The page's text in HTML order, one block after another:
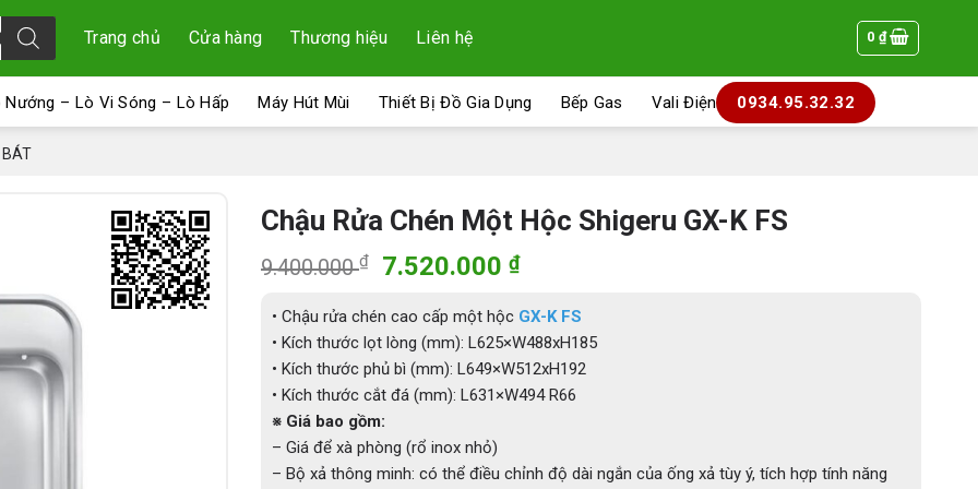
Trang chủ Cửa hàng Thương hiệu Liên hệ 0 ₫
Nướng – Lò Vi Sóng – Lò Hấp Máy Hút Mùi Thiết Bị Đồ Gia Dụng Bếp Gas Vali Điện 0934.95.32.32
BÁT
Chậu Rửa Chén Một Hộc Shigeru GX-K FS
9.400.000₫
Giá
là:
9.400.000 ₫.
7.520.000 ₫Giá
tại
là:
7.520.000 ₫.
• Chậu rửa chén cao cấp một hộc GX-K FS
• Kích thước lọt lòng (mm): L625×W488xH185
• Kích thước phủ bì (mm): L649×W512xH192
• Kích thước cắt đá (mm): L631×W494 R66
※ Giá bao gồm:
– Giá để xà phòng (rổ inox nhỏ)
– Bộ xả thông minh: có thể điều chỉnh độ dài ngắn của ống xả tùy ý, tích hợp tính năng